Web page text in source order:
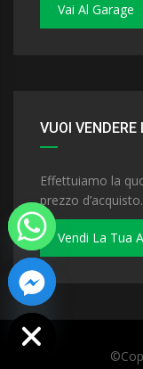
Vai Al Garage
VUOI
Effettuiamo la
prezzo d’acquisto.
Vendi La Tua